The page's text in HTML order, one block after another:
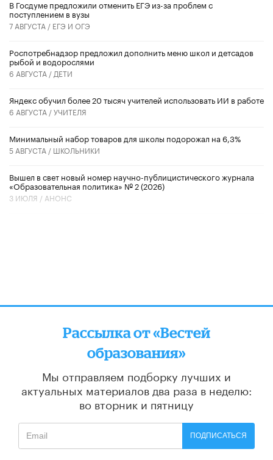
В Госдуме предложили отменить ЕГЭ из-за проблем с
поступлением в вузы
7 АВГУСТА / ЕГЭ И ОГЭ
Роспотребнадзор предложил дополнить меню школ и детсадов
рыбой и водорослями
6 АВГУСТА / ДЕТИ
​Яндекс обучил более 20 тысяч учителей использовать ИИ в работе
6 АВГУСТА /УЧИТЕЛЯ
Минимальный набор товаров для школы подорожал на 6,3%
5 АВГУСТА / ШКОЛЬНИКИ
Вышел в свет новый номер научно-публицистического журнала
«Образовательная политика» № 2 (2026)
3 ИЮЛЯ / АНОНС
Рассылка от «Вестей
образования»
Мы отправляем подборку лучших и
актуальных материалов два раза в неделю:
во вторник и пятницу
ПОДПИСАТЬСЯ